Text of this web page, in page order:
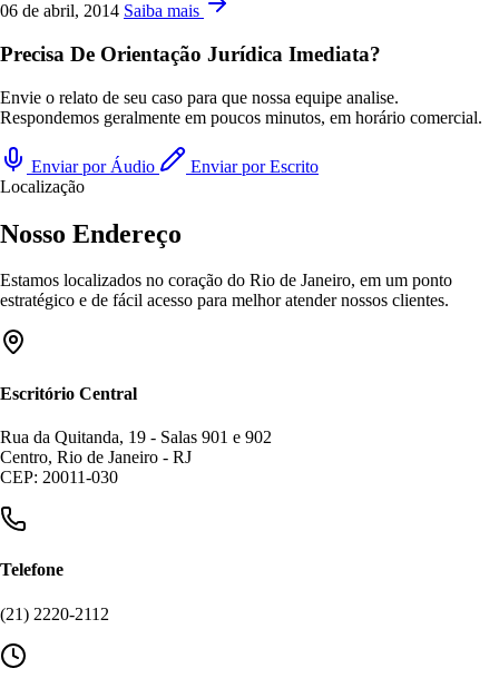
06 de abril, 2014 Saiba mais
Precisa De Orientação Jurídica Imediata?
Envie o relato de seu caso para que nossa equipe analise.
Respondemos geralmente em poucos minutos, em horário comercial.
Enviar por Áudio
Enviar por Escrito
Localização
Nosso Endereço
Estamos localizados no coração do Rio de Janeiro, em um ponto
estratégico e de fácil acesso para melhor atender nossos clientes.
Escritório Central
Rua da Quitanda, 19 - Salas 901 e 902
Centro, Rio de Janeiro - RJ
CEP: 20011-030
Telefone
(21) 2220-2112